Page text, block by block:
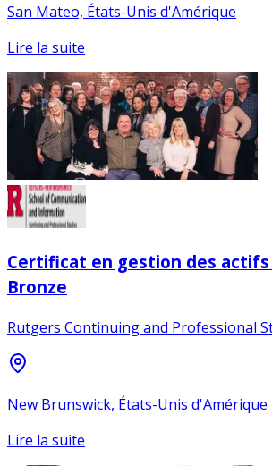
San Mateo, États-Unis d'Amérique
Lire la suite
Certificat en gestion des
Bronze
Rutgers Continuing and Professional
New Brunswick, États-Unis d'Amérique
Lire la suite